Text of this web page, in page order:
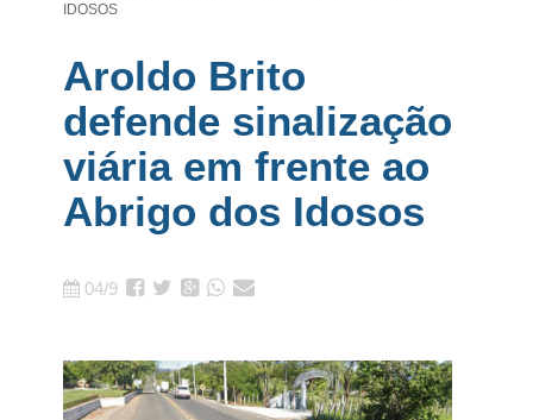
IDOSOS
Aroldo Brito
defende sinalização
viária em frente ao
Abrigo dos Idosos
04/9